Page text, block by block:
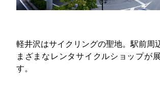
軽井沢はサイクリングの聖地。駅前周
まざまなレンタサイクルショップが
す。